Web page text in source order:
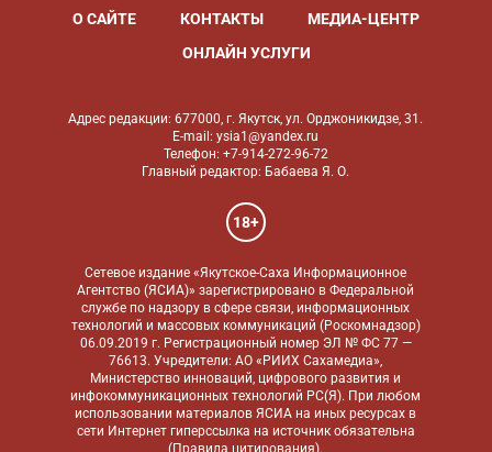
О САЙТЕ КОНТАКТЫ
МЕДИА-ЦЕНТР
ОНЛАЙН УСЛУГИ
Адрес редакции: 677000, г. Якутск, ул. Орджоникидзе, 31.
E-mail: ysia1@yandex.ru
Телефон: +7-914-272-96-72
Главный редактор: Бабаева Я. О.
18+
Сетевое издание «Якутское-Саха Информационное
Агентство (ЯСИА)» зарегистрировано в Федеральной
службе по надзору в сфере связи, информационных
технологий и массовых коммуникаций (Роскомнадзор)
06.09.2019 г. Регистрационный номер ЭЛ № ФС 77 —
76613. Учредители: АО «РИИХ Сахамедиа»,
Министерство инноваций, цифрового развития и
инфокоммуникационных технологий РС(Я). При любом
использовании материалов ЯСИА на иных ресурсах в
сети Интернет гиперссылка на источник обязательна
(Правила цитирования).